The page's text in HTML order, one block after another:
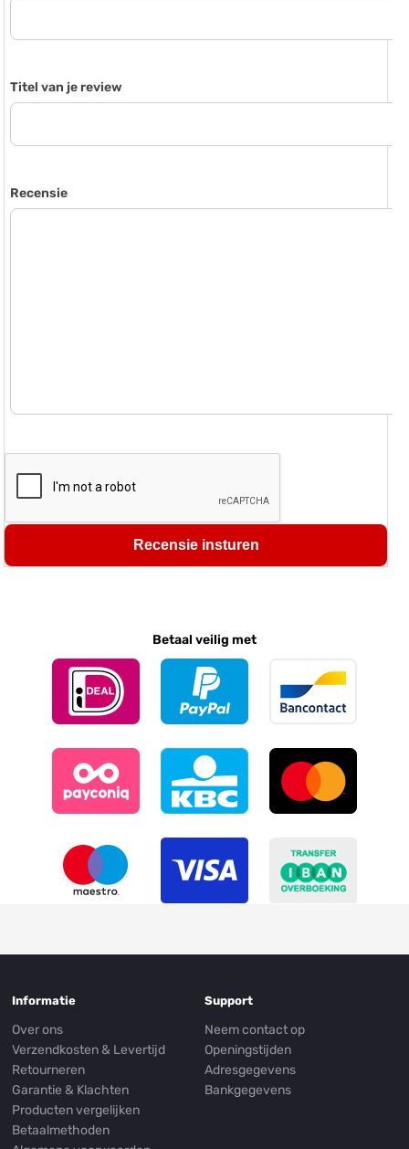
Titel van je review
Recensie
Recensie insturen
Betaal veilig met
Informatie
Over ons
Verzendkosten & Levertijd
Retourneren
Garantie & Klachten
Producten vergelijken
Betaalmethoden
Support
Neem contact op
Openingstijden
Adresgegevens
Bankgegevens